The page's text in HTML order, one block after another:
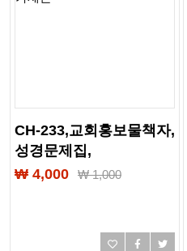
CH-233,교회홍보물책자,
성경문제집,
교회생활안내지,
성경필사노트,
₩ 4,000 ₩1,000